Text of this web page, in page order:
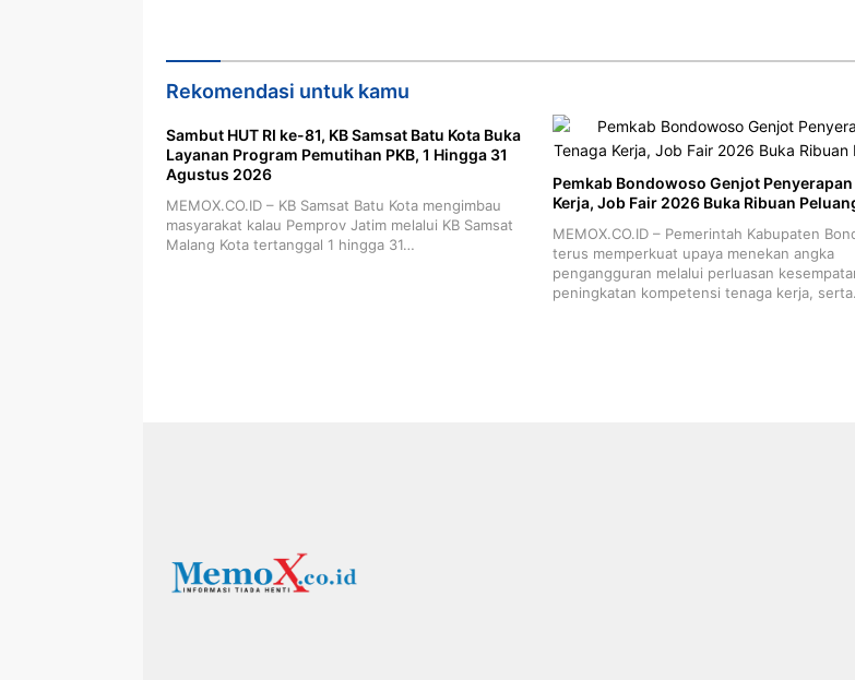
Rekomendasi untuk kamu
Sambut HUT RI ke-81, KB Samsat Batu Kota Buka
Layanan Program Pemutihan PKB, 1 Hingga 31
Agustus 2026
MEMOX.CO.ID – KB Samsat Batu Kota mengimbau
masyarakat kalau Pemprov Jatim melalui KB Samsat
Malang Kota tertanggal 1 hingga 31…
Pemkab Bondowoso Genjot Penyerapan
Kerja, Job Fair 2026 Buka Ribuan
MEMOX.CO.ID – Pemerintah Kabupaten
terus memperkuat upaya menekan angka
pengangguran melalui perluasan
peningkatan kompetensi tenaga kerja,